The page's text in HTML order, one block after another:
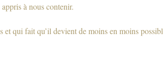
à nous contenir.
et qui fait qu’il devient de moins en moins